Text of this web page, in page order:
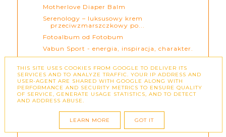
Motherlove Diaper Balm
Serenology – luksusowy krem
przeciwzmarszczkowy po...
Fotoalbum od Fotobum
Vabun Sport - energia, inspiracja, charakter.
Wielkie zakupy w TRENDSGAL
Krem ujędrniający piersi i ciało oraz krem
odmładz...
LIPCA
THIS SITE USES COOKIES FROM GOOGLE TO DELIVER ITS
SERVICES AND TO ANALYZE TRAFFIC. YOUR IP ADDRESS AND
USER-AGENT ARE SHARED WITH GOOGLE ALONG WITH
PERFORMANCE AND SECURITY METRICS TO ENSURE QUALITY
OF SERVICE, GENERATE USAGE STATISTICS, AND TO DETECT
AND ADDRESS ABUSE.
LEARN MORE GOT IT